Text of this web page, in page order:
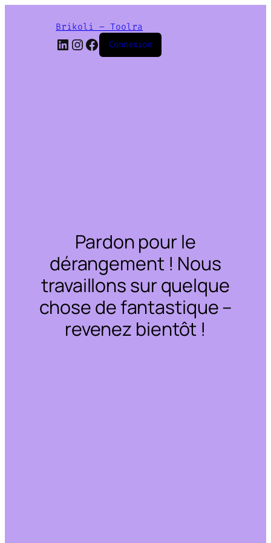
Brikoli – Toolra
LinkedIn
Instagram
Facebook
Connexion
Pardon pour le
dérangement ! Nous
travaillons sur quelque
chose de fantastique –
revenez bientôt !